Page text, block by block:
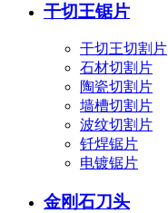
干切王锯片
干切王切割片
石材切割片
陶瓷切割片
墙槽切割片
波纹切割片
钎焊锯片
电镀锯片
金刚石刀头